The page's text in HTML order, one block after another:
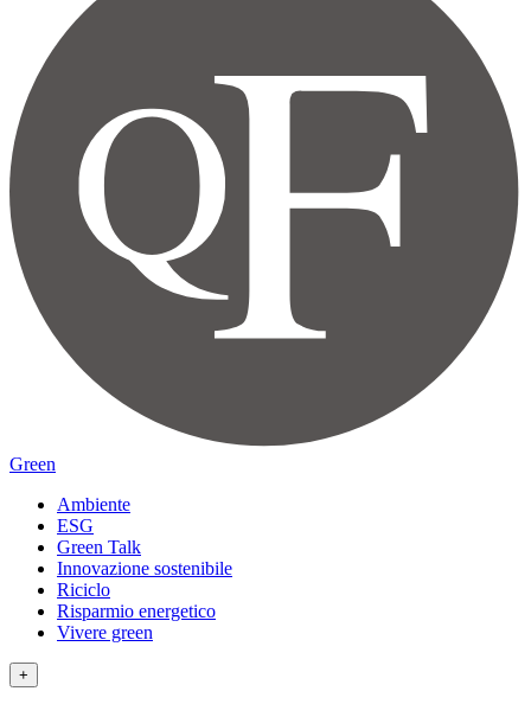
Green
Ambiente
ESG
Green Talk
Innovazione sostenibile
Riciclo
Risparmio energetico
Vivere green
+